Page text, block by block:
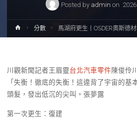
Posted by admin on
Home分數 馬湖府更生丨OSDER奧斯德
川觀新聞記者王眉靈台北汽車零件陳俊伶
「失衡！徹底的失衡！這違背了宇宙的基
頭髮，發出低沉的尖叫。張夢露
第一次更生：復建